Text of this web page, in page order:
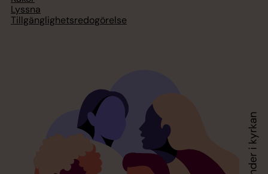
Lyssna
Tillgänglighetsredogörelse